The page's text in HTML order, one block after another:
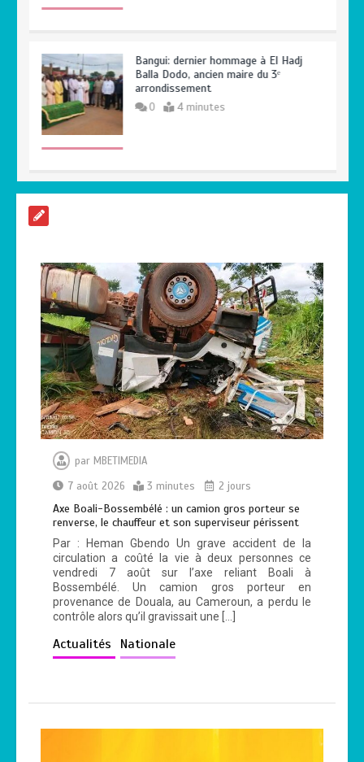
Bangui: dernier hommage à El Hadj
Balla Dodo, ancien maire du 3ᵉ
arrondissement
0 4 minutes
Centrafrique : Maxime Balalou déclare
la guerre aux pratiques commerciales
illégales à Bangui
0 4 minutes
Haut-Mbomou : le commandant de
brigade de Bambouti s’échappe après
près de huit mois de captivité
2 4 minutes
par MBETIMEDIA
7 août 2026
3 minutes 2 jours
Axe Boali-Bossembélé : un camion gros porteur se
renverse, le chauffeur et son superviseur périssent
Par : Heman Gbendo Un grave accident de la
circulation a coûté la vie à deux personnes ce
vendredi 7 août sur l’axe reliant Boali à
Bossembélé. Un camion gros porteur en
provenance de Douala, au Cameroun, a perdu le
contrôle alors qu’il gravissait une […]
Actualités Nationale